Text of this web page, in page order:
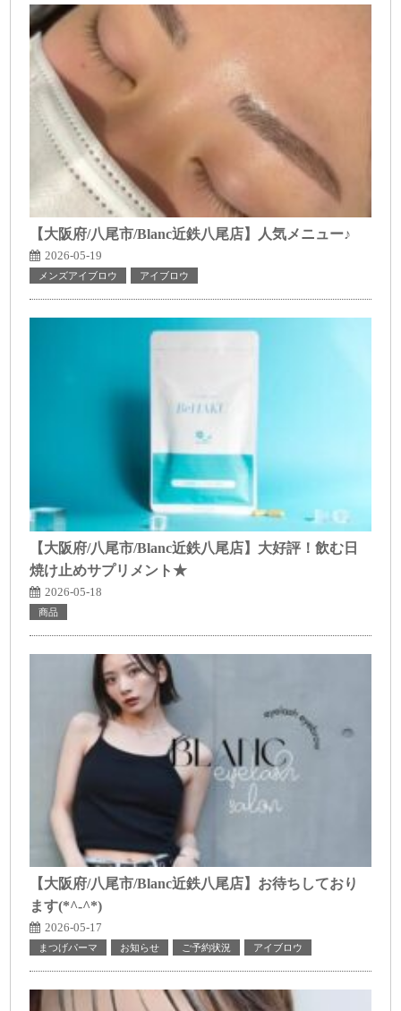
【大阪府/八尾市/Blanc近鉄八尾店】人気メニュー♪
2026-05-19
メンズアイブロウ アイブロウ
【大阪府/八尾市/Blanc近鉄八尾店】大好評！飲む日
焼け止めサプリメント★
2026-05-18
商品
【大阪府/八尾市/Blanc近鉄八尾店】お待ちしており
ます(*^-^*)
2026-05-17
まつげパーマ お知らせ ご予約状況 アイブロウ